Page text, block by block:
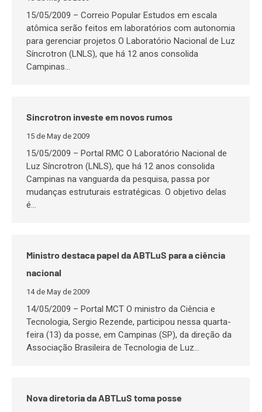
15/05/2009 – Correio Popular Estudos em escala
atômica serão feitos em laboratórios com autonomia
para gerenciar projetos O Laboratório Nacional de Luz
Síncrotron (LNLS), que há 12 anos consolida
Campinas…
Síncrotron investe em novos rumos
15 de May de 2009
15/05/2009 – Portal RMC O Laboratório Nacional de
Luz Síncrotron (LNLS), que há 12 anos consolida
Campinas na vanguarda da pesquisa, passa por
mudanças estruturais estratégicas. O objetivo delas
é…
Ministro destaca papel da ABTLuS para a ciência
nacional
14 de May de 2009
14/05/2009 – Portal MCT O ministro da Ciência e
Tecnologia, Sergio Rezende, participou nessa quarta-
feira (13) da posse, em Campinas (SP), da direção da
Associação Brasileira de Tecnologia de Luz…
Nova diretoria da ABTLuS toma posse